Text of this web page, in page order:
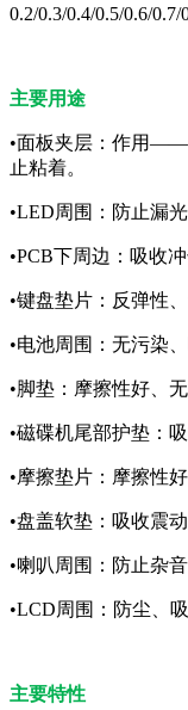
0.2/0.3/0.4/0.5/0.6/
主要用途
•面板夹层：作用——
止粘着。
•LED周围：防止漏
•PCB下周边：吸收
•键盘垫片：反弹性
•电池周围：无污染
•脚垫：摩擦性好、
•磁碟机尾部护垫：
•摩擦垫片：摩擦性
•盘盖软垫：吸收震
•喇叭周围：防止杂
•LCD周围：防尘、
主要特性